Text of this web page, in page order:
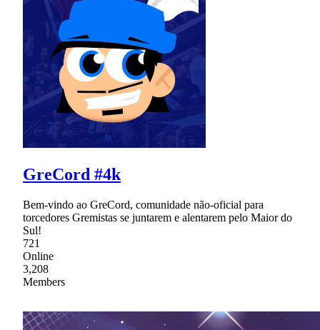
GreCord #4k
Bem-vindo ao GreCord, comunidade não-oficial para
torcedores Gremistas se juntarem e alentarem pelo Maior do
Sul!
721
Online
3,208
Members